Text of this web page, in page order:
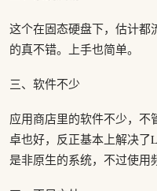
这个在固态硬盘下，估计都
的真不错。上手也简单。
三、软件不少
应用商店里的软件不少，不
卓也好，反正基本上解决
是非原生的系统，不过使用